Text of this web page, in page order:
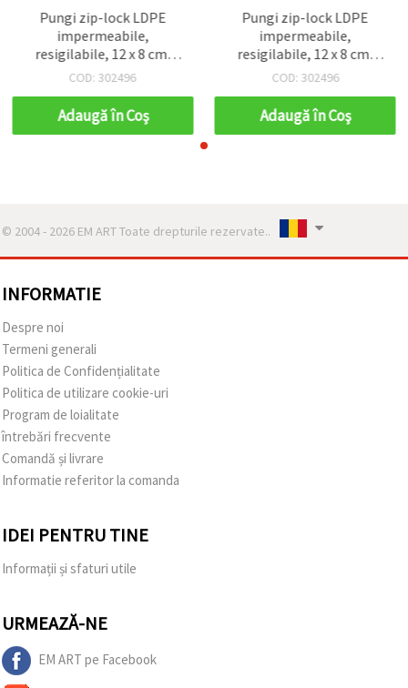
Pungi zip-lock LDPE
impermeabile,
resigilabile, 12 x 8 cm,
grosime 0,05 mm – set
COD: 302496
Adaugă în Coş
Pungi zip-lock LDPE
impermeabile,
resigilabile, 12 x 8 cm,
grosime 0,05 mm – set
COD: 302496
Adaugă în Coş
© 2004 - 2026 EM ART Toate drepturile rezervate..
INFORMATIE
Despre noi
Termeni generali
Politica de Confidențialitate
Politica de utilizare cookie-uri
Program de loialitate
întrebări frecvente
Comandă și livrare
Informatie referitor la comanda
IDEI PENTRU TINE
Informații și sfaturi utile
URMEAZĂ-NE
EM ART pe Facebook